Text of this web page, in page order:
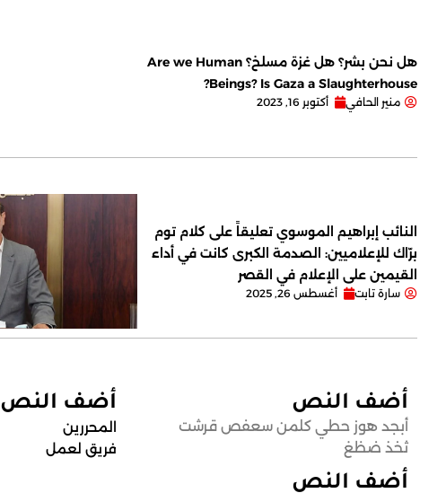
هل نحن بشر؟ هل غزة مسلخ؟ Are we Human
Beings? Is Gaza a Slaughterhouse?
منير الحافي أكتوبر 16, 2023
النائب إبراهيم الموسوي تعليقاً على كلام توم
برّاك للإعلاميين: الصدمة الكبرى كانت في أداء
القيمين على ‏الإعلام في القصر
سارة تابت أغسطس 26, 2025
أضف النص
أبجد هوز حطي كلمن سعفص قرشت
ثخذ ضظغ
أضف النص
أضف النص
المحررين
فريق لعمل